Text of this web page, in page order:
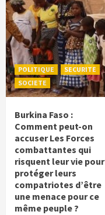
POLITIQUE
SECURITE
SOCIETE
Burkina Faso :
Comment peut-on
accuser Les Forces
combattantes qui
risquent leur vie pour
protéger leurs
compatriotes d’être
une menace pour ce
même peuple ?